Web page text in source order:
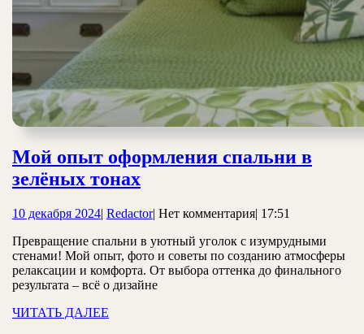
Мой опыт оформления спальни в
зелёных тонахМой
оформления
спальни
в
зелёных
10 декабря 202410
2024
| RedactorRedactor
| Нет комментария| 17:51
Превращение спальни в уютный уголок с изумрудными
стенами! Мой опыт, фото и советы по созданию атмосферы
релаксации и комфорта. От выбора оттенка до финального
результата – всё о дизайне
ЧИТАТЬ ДАЛЕЕ